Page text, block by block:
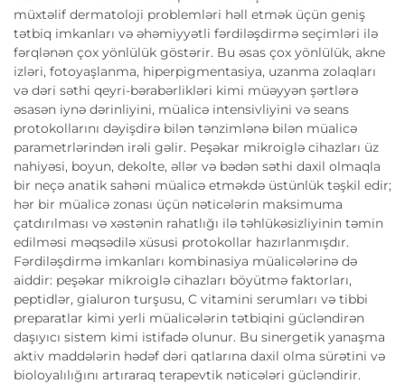
müxtəlif dermatoloji problemləri həll etmək üçün geniş
tətbiq imkanları və əhəmiyyətli fərdiləşdirmə seçimləri ilə
fərqlənən çox yönlülük göstərir. Bu əsas çox yönlülük, akne
izləri, fotoyaşlanma, hiperpigmentasiya, uzanma zolaqları
və dəri səthi qeyri-bərabərlikləri kimi müəyyən şərtlərə
əsasən iynə dərinliyini, müalicə intensivliyini və seans
protokollarını dəyişdirə bilən tənzimlənə bilən müalicə
parametrlərindən irəli gəlir. Peşəkar mikroiglə cihazları üz
nahiyəsi, boyun, dekolte, əllər və bədən səthi daxil olmaqla
bir neçə anatik sahəni müalicə etməkdə üstünlük təşkil edir;
hər bir müalicə zonası üçün nəticələrin maksimuma
çatdırılması və xəstənin rahatlığı ilə təhlükəsizliyinin təmin
edilməsi məqsədilə xüsusi protokollar hazırlanmışdır.
Fərdiləşdirmə imkanları kombinasiya müalicələrinə də
aiddir: peşəkar mikroiglə cihazları böyütmə faktorları,
peptidlər, gialuron turşusu, C vitamini serumları və tibbi
preparatlar kimi yerli müalicələrin tətbiqini gücləndirən
daşıyıcı sistem kimi istifadə olunur. Bu sinergetik yanaşma
aktiv maddələrin hədəf dəri qatlarına daxil olma sürətini və
bioloyalılığını artıraraq terapevtik nəticələri gücləndirir.